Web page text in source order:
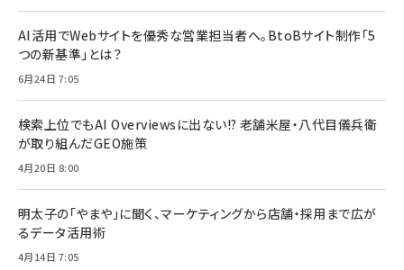
AI活用でWebサイトを優秀な営業担当者へ。BtoBサイト制作「5
つの新基準」とは？
6月24日 7:05
検索上位でもAI Overviewsに出ない!? 老舗米屋・八代目儀兵衛
が取り組んだGEO施策
4月20日 8:00
明太子の「やまや」に聞く、マーケティングから店舗・採用まで広が
るデータ活用術
4月14日 7:05